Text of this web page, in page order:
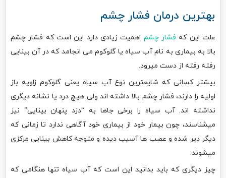
بهترین درمان فشار چشم
علت این که فشار چشم اهمیت زیادی دارد این است که فشار چشم
بالا به بیماری به نام آب سیاه یا گلوکوم می انجامد که در آن بینایی
رفته رفته از دست میرود.
بیشتر کسانی که شایعترین نوع آب سیاه یعنی گلوکوم زاویه باز
اولیه را دارند، فشار چشم بالا داشته اند ولی هیچ درد یا نشانه دیگری
نداشته اند. آب سیاه را برخی جاها به “دزد پنهان بینایی” نیز
میشناسند، چون بیمار خود از بیماری خود آگاهی ندارد تا زمانی که
دیگر دیر شده و عصب ها آسیب دیده و متوجه کاهش بینایی مرکزی
میشوند.
چیز دیگری که باید بدانید این است که آب سیاه تنها هنگامی که